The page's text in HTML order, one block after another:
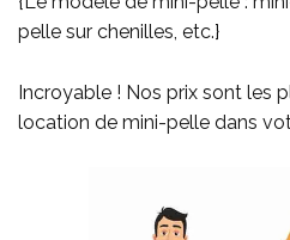
pelle sur chenilles, etc.}
Incroyable ! Nos prix sont les
location de mini-pelle dans